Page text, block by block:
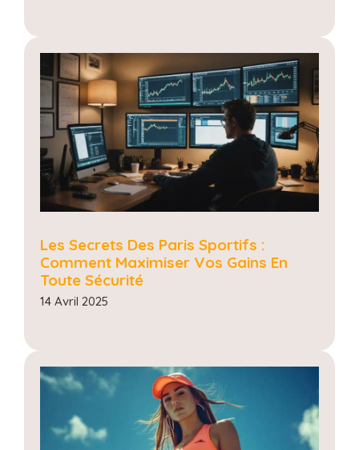
Les Secrets Des Paris Sportifs :
Comment Maximiser Vos Gains En
Toute Sécurité
14 Avril 2025